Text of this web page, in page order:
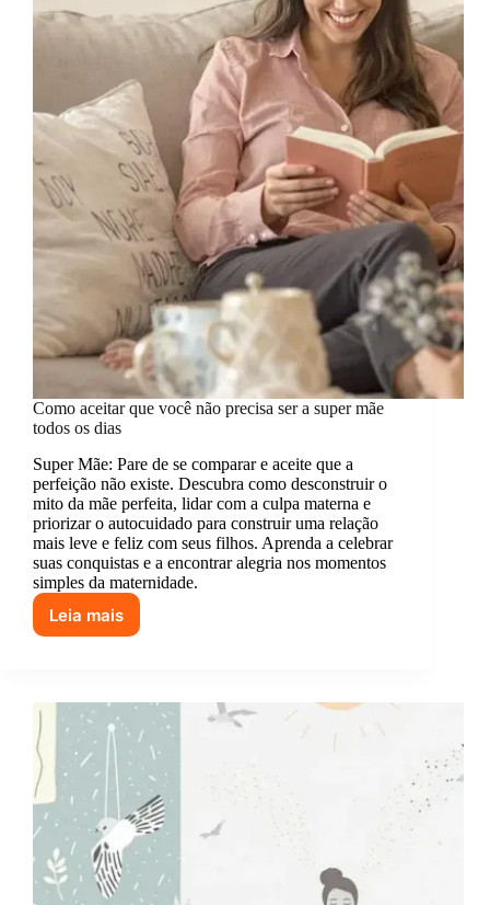
o
seu
mãe
(ou
só
quente)
Como aceitar que você não precisa ser a super mãe
todos os dias
Super Mãe: Pare de se comparar e aceite que a
perfeição não existe. Descubra como desconstruir o
mito da mãe perfeita, lidar com a culpa materna e
priorizar o autocuidado para construir uma relação
mais leve e feliz com seus filhos. Aprenda a celebrar
suas conquistas e a encontrar alegria nos momentos
simples da maternidade.
Leia mais
Como
não
precisa
ser
a
super
mãe
todos
os
dias